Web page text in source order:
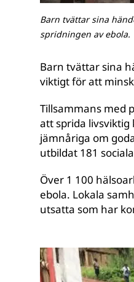
Barn tvättar sina
spridningen av ebola.
Barn tvättar sina
viktigt för att
Tillsammans med
att sprida
jämnåriga om
utbildat 181
Över 1 100
ebola. Lokala
utsatta som har